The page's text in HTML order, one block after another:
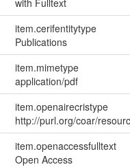
item.cerifentitytype
Publications
item.mimetype
application/pdf
item.openairecristype
http://purl.org/coar/
item.openaccessfulltext
Open Access